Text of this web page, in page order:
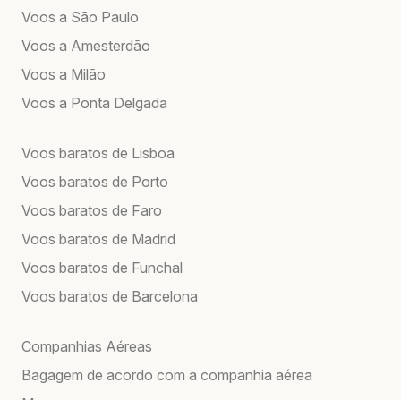
Voos a São Paulo
Voos a Amesterdão
Voos a Milão
Voos a Ponta Delgada
Voos baratos de Lisboa
Voos baratos de Porto
Voos baratos de Faro
Voos baratos de Madrid
Voos baratos de Funchal
Voos baratos de Barcelona
Companhias Aéreas
Bagagem de acordo com a companhia aérea